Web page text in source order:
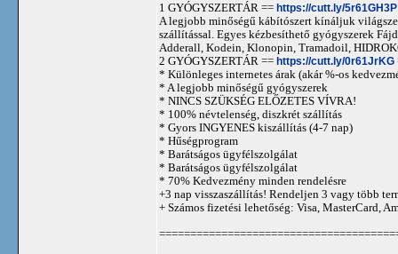
1 GYÓGYSZERTÁR == https://cutt.ly/5r61GH3P
A legjobb minőségű kábítószert kínáljuk
szállítással. Egyes kézbesíthető gyógyszerek
Adderall, Kodein, Klonopin, Tramadoil,
2 GYÓGYSZERTÁR == https://cutt.ly/0r61JrKG
* Különleges internetes árak (akár %-os
* A legjobb minőségű gyógyszerek
* NINCS SZÜKSÉG ELŐZETES VÍVRA!
* 100% névtelenség, diszkrét szállítás
* Gyors INGYENES kiszállítás (4-7 nap)
* Hűségprogram
* Barátságos ügyfélszolgálat
* Barátságos ügyfélszolgálat
* 70% Kedvezmény minden rendelésre
+3 nap visszaszállítás! Rendeljen 3 vagy több
+ Számos fizetési lehetőség: Visa, MasterCard,